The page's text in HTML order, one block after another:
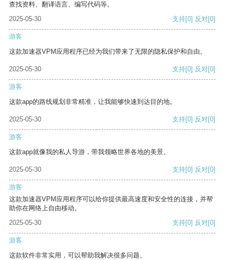
查找资料、翻译语言、编写代码等。
2025-05-30
支持[0] 反对[0]
游客
这款加速器VPM应用程序已经为我们带来了无限的隐私保护和自由。
2025-05-30 支持[0] 反对[0]
游客
这款app的路线规划非常精准，让我能够快速到达目的地。
2025-05-30 支持[0] 反对[0]
游客
这款app就像我的私人导游，带我领略世界各地的美景。
2025-05-30 支持[0] 反对[0]
游客
这款加速器VPM应用程序可以给你提供最高速度和安全性的连接，并帮
助你在网络上自由移动。
2025-05-30
支持[0] 反对[0]
游客
这款软件非常实用，可以帮助我解决很多问题。